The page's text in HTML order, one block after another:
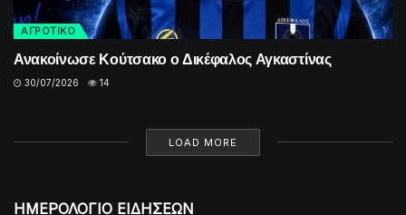
ΑΓΡΟΤΙΚΟ
Ανακοίνωσε Κούτσακο ο Δικέφαλος Αγκαστίνας
30/07/2026 14
LOAD MORE
ΗΜΕΡΟΛΟΓΙΟ ΕΙΔΗΣΕΩΝ